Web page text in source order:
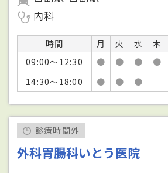
内科
時間 月 火 水 木
09:00～12:30
● ● ● ●
14:30～18:00
● ● ● －
診療時間外
外科胃腸科いとう医院